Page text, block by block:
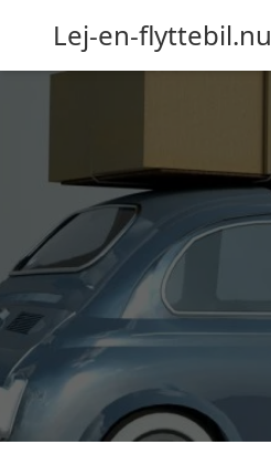
Lej-en-flyttebil.nu